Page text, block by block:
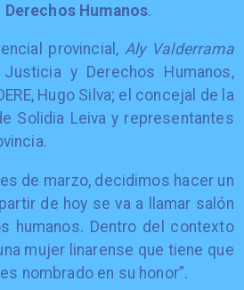
Derechos Humanos.
provincial, Aly Valderrama
y Derechos Humanos,
Hugo Silva; el concejal de la
Solidia Leiva y representantes
de marzo, decidimos hacer un
de hoy se va a llamar salón
humanos. Dentro del contexto
mujer linarense que tiene que
nombrado en su honor”.